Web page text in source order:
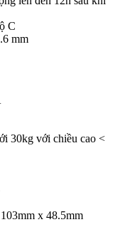
C
mm
30kg với chiều cao <
x 48.5mm